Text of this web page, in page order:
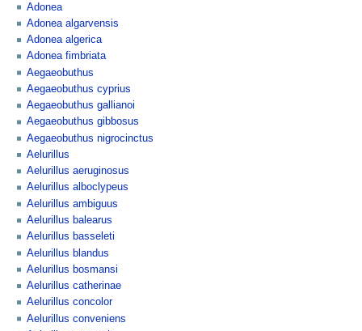
Adonea
Adonea algarvensis
Adonea algerica
Adonea fimbriata
Aegaeobuthus
Aegaeobuthus cyprius
Aegaeobuthus gallianoi
Aegaeobuthus gibbosus
Aegaeobuthus nigrocinctus
Aelurillus
Aelurillus aeruginosus
Aelurillus alboclypeus
Aelurillus ambiguus
Aelurillus balearus
Aelurillus basseleti
Aelurillus blandus
Aelurillus bosmansi
Aelurillus catherinae
Aelurillus concolor
Aelurillus conveniens